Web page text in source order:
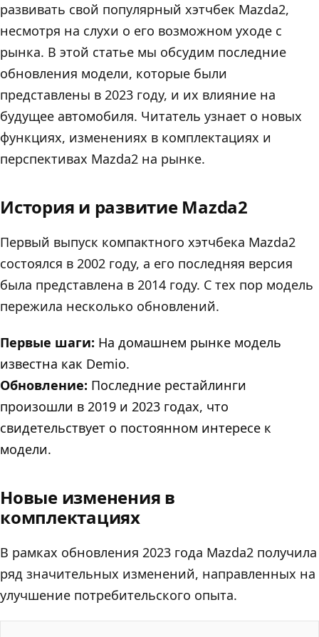
развивать свой популярный хэтчбек Mazda2,
несмотря на слухи о его возможном уходе с
рынка. В этой статье мы обсудим последние
обновления модели, которые были
представлены в 2023 году, и их влияние на
будущее автомобиля. Читатель узнает о новых
функциях, изменениях в комплектациях и
перспективах Mazda2 на рынке.
История и развитие Mazda2
Первый выпуск компактного хэтчбека Mazda2
состоялся в 2002 году, а его последняя версия
была представлена в 2014 году. С тех пор модель
пережила несколько обновлений.
Первые шаги: На домашнем рынке модель
известна как Demio.
Обновление: Последние рестайлинги
произошли в 2019 и 2023 годах, что
свидетельствует о постоянном интересе к
модели.
Новые изменения в
комплектациях
В рамках обновления 2023 года Mazda2 получила
ряд значительных изменений, направленных на
улучшение потребительского опыта.